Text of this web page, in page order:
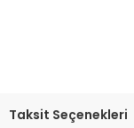
Taksit Seçenekleri